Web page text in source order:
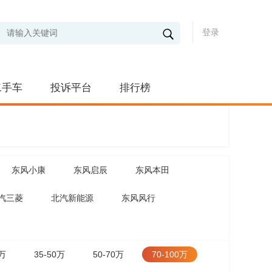
登录
车 投诉平台 排行榜
东风小康 东风启辰 东风本田
三菱 北汽新能源 东风风行
35-50万 50-70万 70-100万